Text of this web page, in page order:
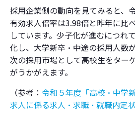
採用企業側の動向を見てみると、
有効求人倍率は3.98倍と昨年に比
しています。少子化が進むにつれ
化し、大学新卒・中途の採用人数
次の採用市場として高校生をター
がうかがえます。
（参考： 令和５年度「高校・中学
求人に係る求人・求職・就職内定状